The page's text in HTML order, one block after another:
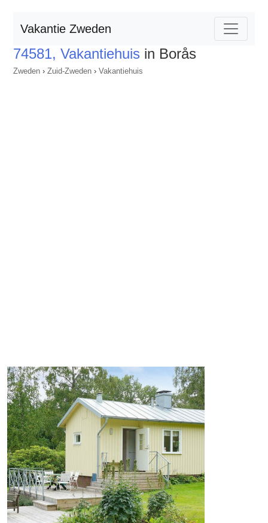
Vakantie Zweden
74581, Vakantiehuis in Borås
Zweden › Zuid-Zweden › Vakantiehuis